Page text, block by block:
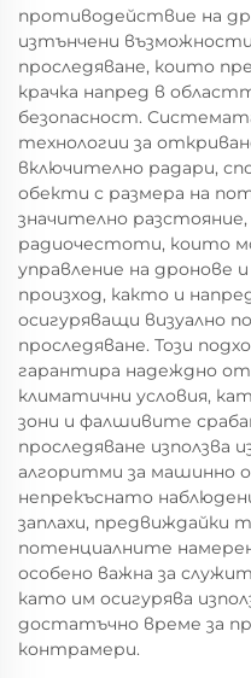
противодействие на
изтънчени
проследяване, които
крачка напред в
безопасност.
технологии за
включително радари,
обекти с размера на
значително
радиочестоти, които
управление на дронове
произход, както и
осигуряващи визуално
проследяване. Този
гарантира надеждно
климатични условия,
зони и фалшивите
проследяване използва
алгоритми за машинно
непрекъснато
заплахи,
потенциалните
особено важна за
като им осигурява
достатъчно време за
контрамери.